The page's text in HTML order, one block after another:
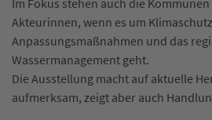
Im Fokus stehen auch die
Akteurinnen, wenn es um
Anpassungsmaßnahmen und das
Wassermanagement geht.
Die Ausstellung macht auf aktuelle
aufmerksam, zeigt aber auch